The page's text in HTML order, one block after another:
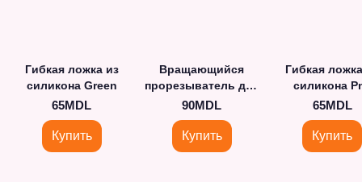
Гибкая ложка из
силикона Green
65MDL
Купить
Вращающийся
прорезыватель для
зубов с емкостью
для фруктов Flower
90MDL
Купить
Гибкая
силикона
65MDL
Купить